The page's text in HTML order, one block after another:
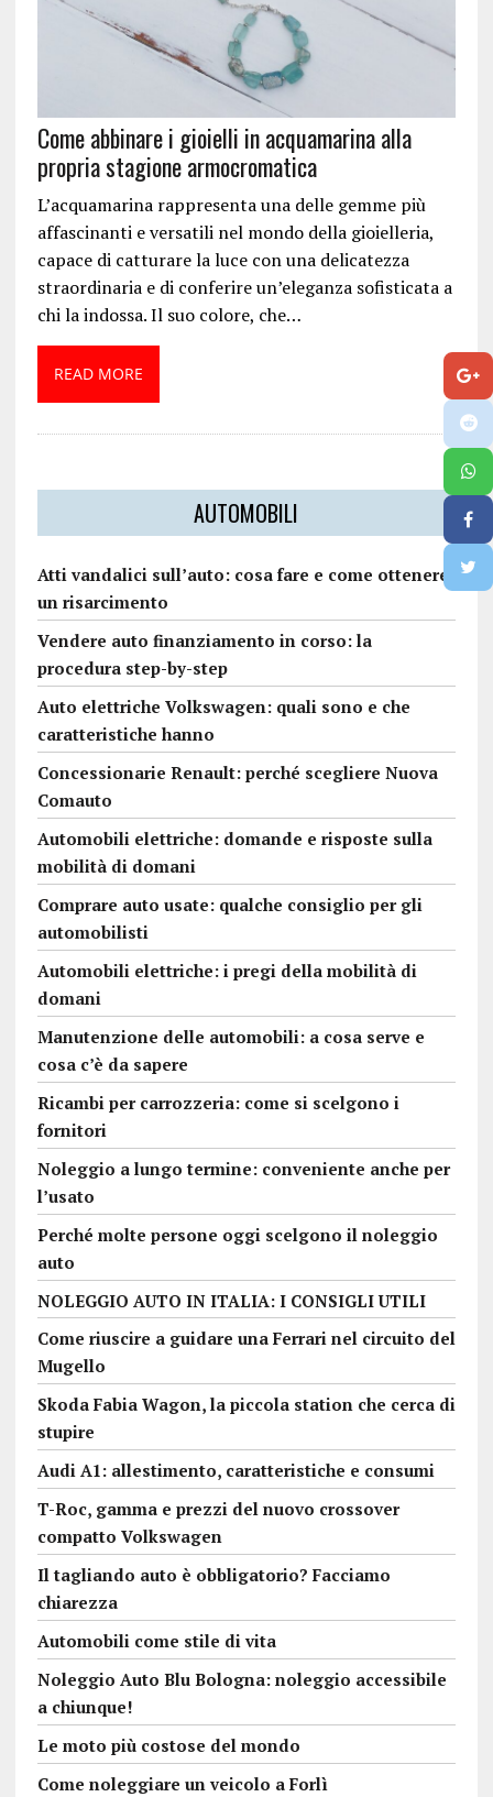
Come abbinare i gioielli in acquamarina alla
propria stagione armocromatica
L’acquamarina rappresenta una delle gemme più
affascinanti e versatili nel mondo della gioielleria,
capace di catturare la luce con una delicatezza
straordinaria e di conferire un’eleganza sofisticata a
chi la indossa. Il suo colore, che…
READ MORE
AUTOMOBILI
Atti vandalici sull’auto: cosa fare e come ottenere
un risarcimento
Vendere auto finanziamento in corso: la
procedura step-by-step
Auto elettriche Volkswagen: quali sono e che
caratteristiche hanno
Concessionarie Renault: perché scegliere Nuova
Comauto
Automobili elettriche: domande e risposte sulla
mobilità di domani
Comprare auto usate: qualche consiglio per gli
automobilisti
Automobili elettriche: i pregi della mobilità di
domani
Manutenzione delle automobili: a cosa serve e
cosa c’è da sapere
Ricambi per carrozzeria: come si scelgono i
fornitori
Noleggio a lungo termine: conveniente anche per
l’usato
Perché molte persone oggi scelgono il noleggio
auto
NOLEGGIO AUTO IN ITALIA: I CONSIGLI UTILI
Come riuscire a guidare una Ferrari nel circuito del
Mugello
Skoda Fabia Wagon, la piccola station che cerca di
stupire
Audi A1: allestimento, caratteristiche e consumi
T-Roc, gamma e prezzi del nuovo crossover
compatto Volkswagen
Il tagliando auto è obbligatorio? Facciamo
chiarezza
Automobili come stile di vita
Noleggio Auto Blu Bologna: noleggio accessibile
a chiunque!
Le moto più costose del mondo
Come noleggiare un veicolo a Forlì